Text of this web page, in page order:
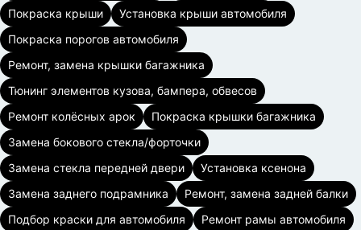
Покраска крыши
Установка крыши автомобиля
Покраска порогов автомобиля
Ремонт, замена крышки багажника
Тюнинг элементов кузова, бампера, обвесов
Ремонт колёсных арок
Покраска крышки багажника
Замена бокового стекла/форточки
Замена стекла передней двери
Установка ксенона
Замена заднего подрамника
Ремонт, замена задней балки
Подбор краски для автомобиля
Ремонт рамы автомобиля